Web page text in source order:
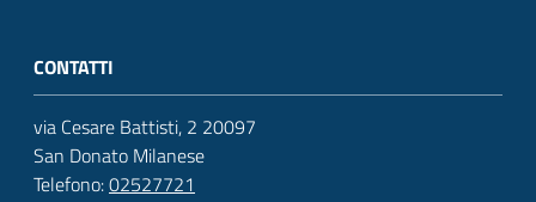
CONTATTI
via Cesare Battisti, 2 20097
San Donato Milanese
Telefono:02527721